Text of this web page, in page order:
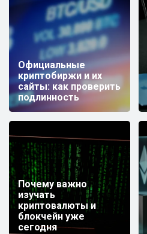
Официальные
криптобиржи и их
сайты: как проверить
подлинность
Почему важно
изучать
криптовалюты и
блокчейн уже
сегодня